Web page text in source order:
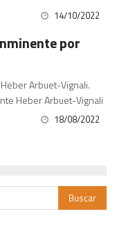
14/10/2022
por
Arbuet-Vignali.
Heber Arbuet-Vignali
18/08/2022